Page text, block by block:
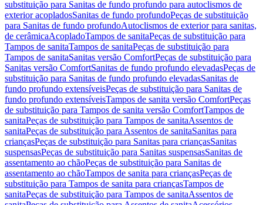
substituição para Sanitas de fundo profundo para autoclismos de
exterior acopladosSanitas de fundo profundoPeças de substituição
para Sanitas de fundo profundoAutoclismos de exterior para sanitas,
de cerâmicaAcopladoTampos de sanitaPeças de substituição para
Tampos de sanitaTampos de sanitaPeças de substituição para
Tampos de sanitaSanitas versão ComfortPeças de substituição para
Sanitas versão ComfortSanitas de fundo profundo elevadasPeças de
substituição para Sanitas de fundo profundo elevadasSanitas de
fundo profundo extensíveisPeças de substituição para Sanitas de
fundo profundo extensíveisTampos de sanita versão ComfortPeças
de substituição para Tampos de sanita versão ComfortTampos de
sanitaPeças de substituição para Tampos de sanitaAssentos de
sanitaPeças de substituição para Assentos de sanitaSanitas para
criançasPeças de substituição para Sanitas para criançasSanitas
suspensasPeças de substituição para Sanitas suspensasSanitas de
assentamento ao chãoPeças de substituição para Sanitas de
assentamento ao chãoTampos de sanita para criançasPeças de
substituição para Tampos de sanita para criançasTampos de
sanitaPeças de substituição para Tampos de sanitaAssentos de